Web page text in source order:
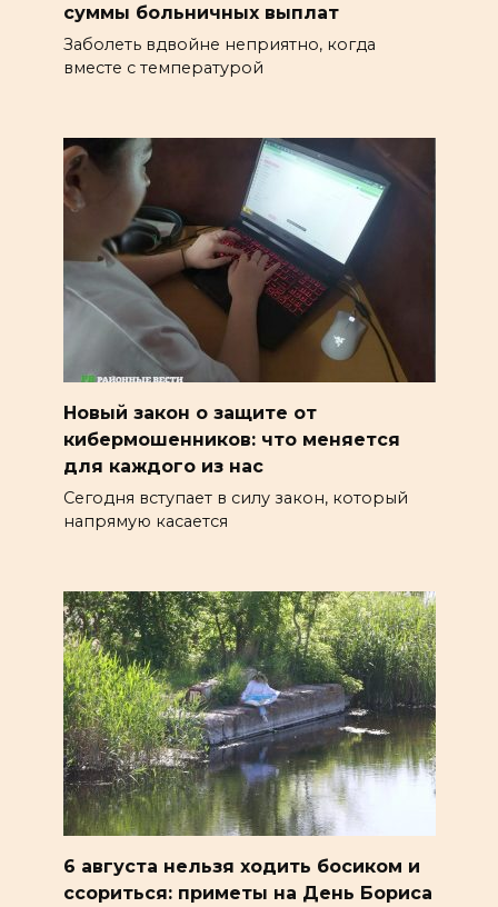
суммы больничных выплат
Заболеть вдвойне неприятно, когда
вместе с температурой
Новый закон о защите от
кибермошенников: что меняется
для каждого из нас
Сегодня вступает в силу закон, который
напрямую касается
6 августа нельзя ходить босиком и
ссориться: приметы на День Бориса